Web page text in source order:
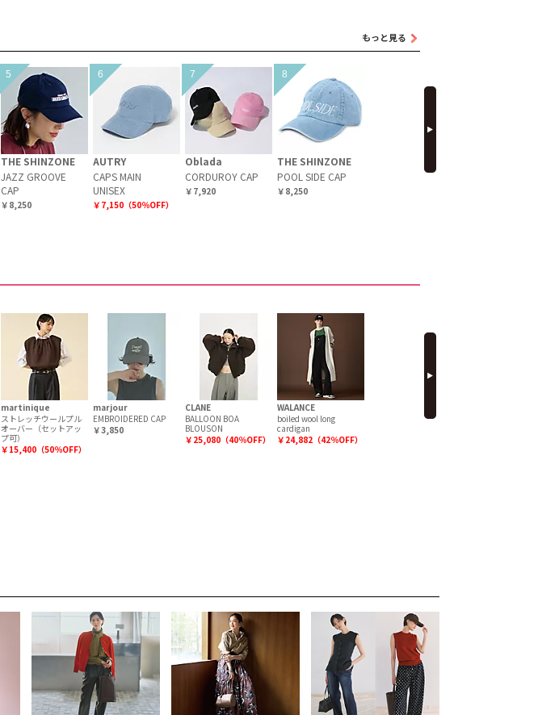
THE SHINZONE
JAZZ GROOVE
CAP
￥8,250
AUTRY
CAPS MAIN
UNISEX
￥7,150（50％OFF）
Oblada
CORDUROY CAP
￥7,920
THE SHINZONE
POOL SIDE CAP
￥8,250
もっと見る
martinique
ストレッチウールプル
オーバー（セットアッ
プ可）
￥15,400（50％OFF）
marjour
EMBROIDERED CAP
￥3,850
CLANE
BALLOON BOA
BLOUSON
￥25,080（40％OFF）
WALANCE
boiled wool long
cardigan
￥24,882（42％OFF）